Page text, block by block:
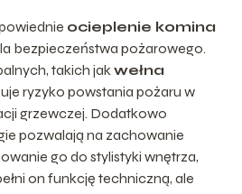
ocieplenie komina
bezpieczeństwa pożarowego.
takich jakwełna
ryzyko powstania pożaru w
grzewczej. Dodatkowo
pozwalają na zachowanie
go do stylistyki wnętrza,
on funkcję techniczną, ale